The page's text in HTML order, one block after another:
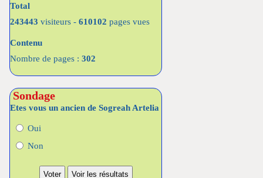
Total
243443 visiteurs - 610102 pages vues
Contenu
Nombre de pages : 302
Sondage
Etes vous un ancien de Sogreah Artelia
Oui
Non